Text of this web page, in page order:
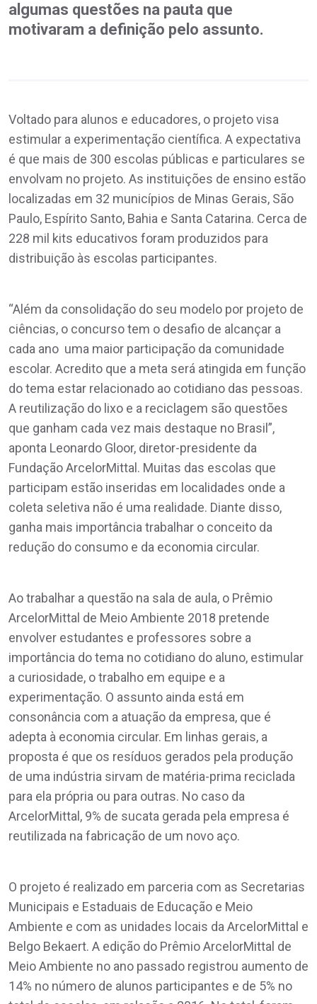
algumas questões na pauta que
motivaram a definição pelo assunto.
Voltado para alunos e educadores, o projeto visa
estimular a experimentação científica. A expectativa
é que mais de 300 escolas públicas e particulares se
envolvam no projeto. As instituições de ensino estão
localizadas em 32 municípios de Minas Gerais, São
Paulo, Espírito Santo, Bahia e Santa Catarina. Cerca de
228 mil kits educativos foram produzidos para
distribuição às escolas participantes.
“Além da consolidação do seu modelo por projeto de
ciências, o concurso tem o desafio de alcançar a
cada ano uma maior participação da comunidade
escolar. Acredito que a meta será atingida em função
do tema estar relacionado ao cotidiano das pessoas.
A reutilização do lixo e a reciclagem são questões
que ganham cada vez mais destaque no Brasil”,
aponta Leonardo Gloor, diretor-presidente da
Fundação ArcelorMittal. Muitas das escolas que
participam estão inseridas em localidades onde a
coleta seletiva não é uma realidade. Diante disso,
ganha mais importância trabalhar o conceito da
redução do consumo e da economia circular.
Ao trabalhar a questão na sala de aula, o Prêmio
ArcelorMittal de Meio Ambiente 2018 pretende
envolver estudantes e professores sobre a
importância do tema no cotidiano do aluno, estimular
a curiosidade, o trabalho em equipe e a
experimentação. O assunto ainda está em
consonância com a atuação da empresa, que é
adepta à economia circular. Em linhas gerais, a
proposta é que os resíduos gerados pela produção
de uma indústria sirvam de matéria-prima reciclada
para ela própria ou para outras. No caso da
ArcelorMittal, 9% de sucata gerada pela empresa é
reutilizada na fabricação de um novo aço.
O projeto é realizado em parceria com as Secretarias
Municipais e Estaduais de Educação e Meio
Ambiente e com as unidades locais da ArcelorMittal e
Belgo Bekaert. A edição do Prêmio ArcelorMittal de
Meio Ambiente no ano passado registrou aumento de
14% no número de alunos participantes e de 5% no